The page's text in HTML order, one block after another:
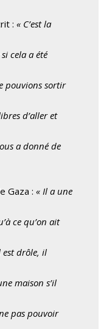
:« C’est la
cela a été
pouvions sortir
d’aller et
a donné de
Gaza :« Il a une
ce qu’on ait
est drôle, il
maison s’il
pas pouvoir